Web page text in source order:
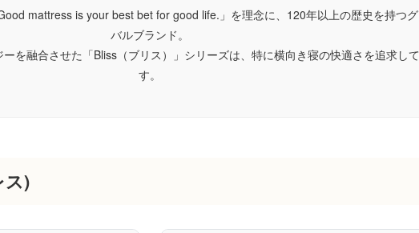
mattress is your best bet for good life.」を理念に、120年以上の歴史を持つ
バルブランド。
を融合させた「Bliss（ブリス）」シリーズは、特に横向き寝の快適さを追求し
す。
ス)